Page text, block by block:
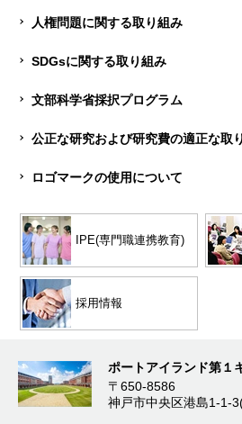
人権問題に関する取り組み
SDGsに関する取り組み
文部科学省採択プログラム
公正な研究および研究費の適正な取
ロゴマークの使用について
IPE(専門職連携教育)
採用情報
ポートアイランド第１
〒650-8586
神戸市中央区港島1-1-